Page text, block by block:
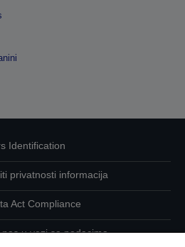
Identification
privatnosti informacija
Act Compliance
u vezi sa podacima